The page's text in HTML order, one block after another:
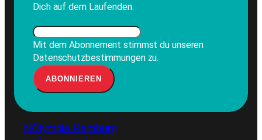
Dich auf dem Laufenden.
Mit dem Abonnement stimmst du unseren
Datenschutzbestimmungen zu.
NOlympia Hamburg